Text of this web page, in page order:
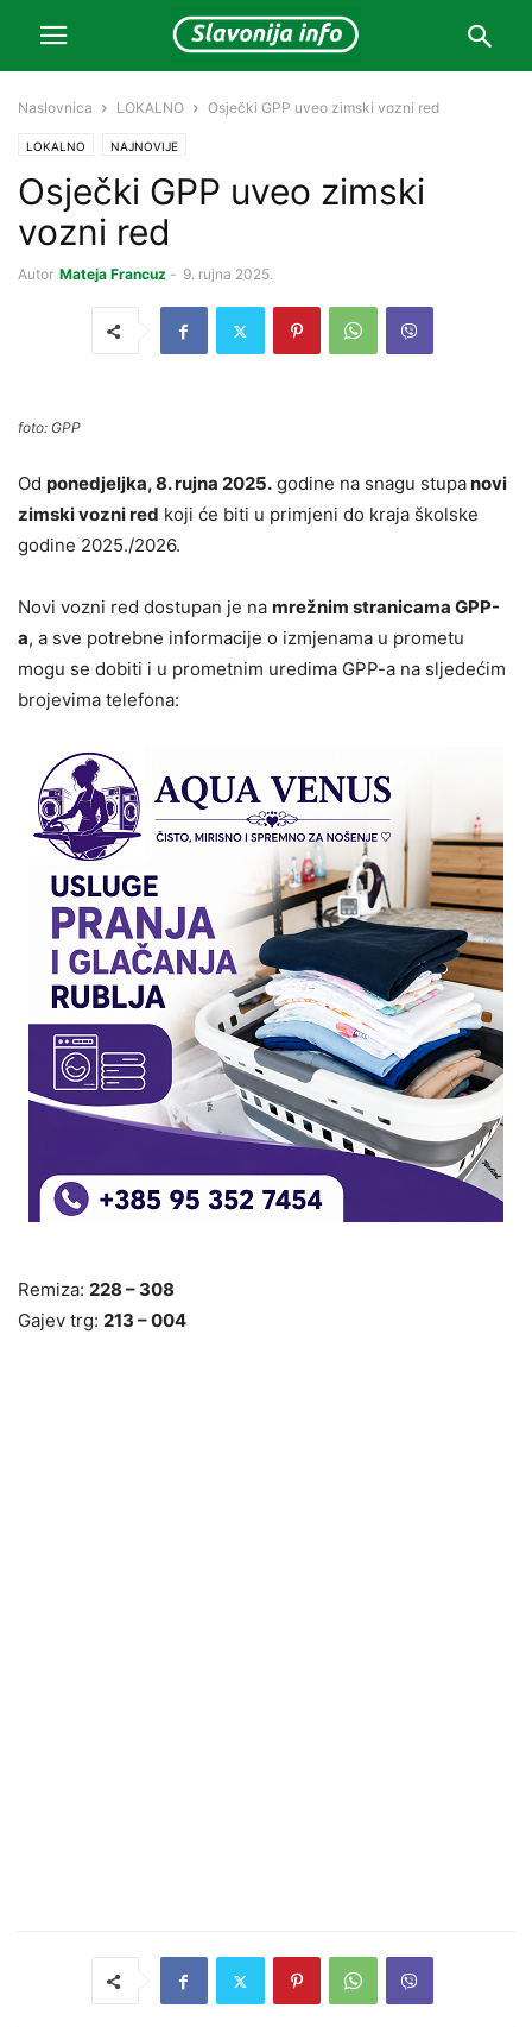
Naslovnica LOKALNO Osječki GPP uveo zimski vozni red
LOKALNO NAJNOVIJE
Osječki GPP uveo zimski
vozni red
Autor Mateja Francuz - 9. rujna 2025.
foto: GPP
Od ponedjeljka, 8. rujna 2025. godine na snagu stupanovi
zimski vozni red koji će biti u primjeni do kraja školske
godine 2025./2026.
Novi vozni red dostupan je na mrežnim stranicama GPP-
a, a sve potrebne informacije o izmjenama u prometu
mogu se dobiti i u prometnim uredima GPP-a na sljedećim
brojevima telefona:
Remiza: 228 – 308
Gajev trg: 213 – 004